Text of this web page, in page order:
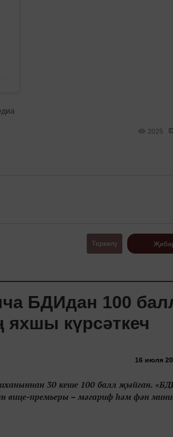
2025
Теркәлү
БДИдан 100
күрсәткеч
16 июля
30 кеше 100 балл җыйган.
вице-премьеры – мәгариф һәм фән